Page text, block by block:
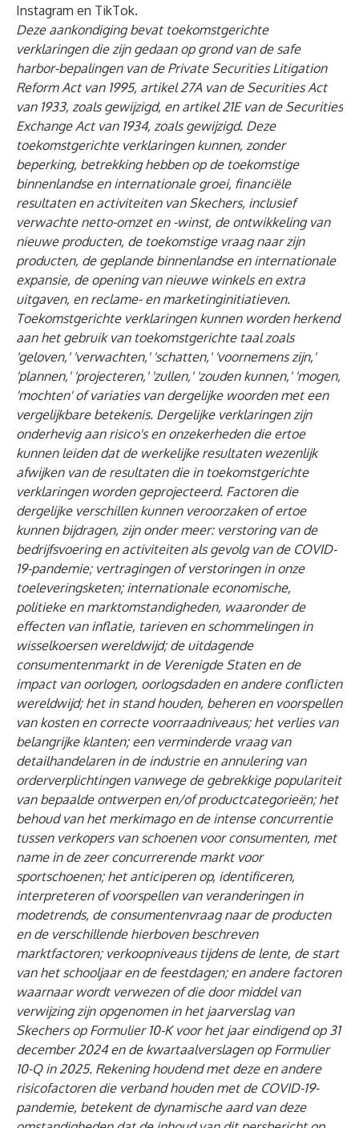
Instagram en TikTok.
Deze aankondiging bevat toekomstgerichte
verklaringen die zijn gedaan op grond van de safe
harbor-bepalingen van de Private Securities Litigation
Reform Act van 1995, artikel 27A van de Securities Act
van 1933, zoals gewijzigd, en artikel 21E van de Securities
Exchange Act van 1934, zoals gewijzigd. Deze
toekomstgerichte verklaringen kunnen, zonder
beperking, betrekking hebben op de toekomstige
binnenlandse en internationale groei, financiële
resultaten en activiteiten van Skechers, inclusief
verwachte netto-omzet en -winst, de ontwikkeling van
nieuwe producten, de toekomstige vraag naar zijn
producten, de geplande binnenlandse en internationale
expansie, de opening van nieuwe winkels en extra
uitgaven, en reclame- en marketinginitiatieven.
Toekomstgerichte verklaringen kunnen worden herkend
aan het gebruik van toekomstgerichte taal zoals
'geloven,' 'verwachten,' 'schatten,' 'voornemens zijn,'
'plannen,' 'projecteren,' 'zullen,' 'zouden kunnen,' 'mogen,'
'mochten' of variaties van dergelijke woorden met een
vergelijkbare betekenis. Dergelijke verklaringen zijn
onderhevig aan risico's en onzekerheden die ertoe
kunnen leiden dat de werkelijke resultaten wezenlijk
afwijken van de resultaten die in toekomstgerichte
verklaringen worden geprojecteerd. Factoren die
dergelijke verschillen kunnen veroorzaken of ertoe
kunnen bijdragen, zijn onder meer: verstoring van de
bedrijfsvoering en activiteiten als gevolg van de COVID-
19-pandemie; vertragingen of verstoringen in onze
toeleveringsketen; internationale economische,
politieke en marktomstandigheden, waaronder de
effecten van inflatie, tarieven en schommelingen in
wisselkoersen wereldwijd; de uitdagende
consumentenmarkt in de Verenigde Staten en de
impact van oorlogen, oorlogsdaden en andere conflicten
wereldwijd; het in stand houden, beheren en voorspellen
van kosten en correcte voorraadniveaus; het verlies van
belangrijke klanten; een verminderde vraag van
detailhandelaren in de industrie en annulering van
orderverplichtingen vanwege de gebrekkige populariteit
van bepaalde ontwerpen en/of productcategorieën; het
behoud van het merkimago en de intense concurrentie
tussen verkopers van schoenen voor consumenten, met
name in de zeer concurrerende markt voor
sportschoenen; het anticiperen op, identificeren,
interpreteren of voorspellen van veranderingen in
modetrends, de consumentenvraag naar de producten
en de verschillende hierboven beschreven
marktfactoren; verkoopniveaus tijdens de lente, de start
van het schooljaar en de feestdagen; en andere factoren
waarnaar wordt verwezen of die door middel van
verwijzing zijn opgenomen in het jaarverslag van
Skechers op Formulier 10-K voor het jaar eindigend op 31
december 2024 en de kwartaalverslagen op Formulier
10-Q in 2025. Rekening houdend met deze en andere
risicofactoren die verband houden met de COVID-19-
pandemie, betekent de dynamische aard van deze